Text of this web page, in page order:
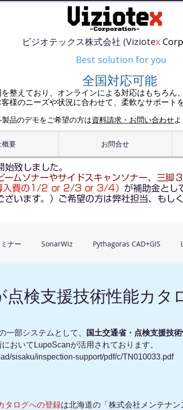
ビジオテックス株式会社 (Viziotex
Best solution for you
全国対応可能
整えており、オンラインによる対応はもちろん
様のニーズや状況に合わせて、柔軟なサポート
製品のデモをご希望の方は資料請求・お問い合わせ
概要 お問合せ
致しました。
ームソナーやサイドスキャンソナー、三脚
入費の1/2 or 2/3 or 3/4） が補助金とし
います。）ご希望の方は弊社担当、もし
ナー SonarWiz Pythagoras CAD+GIS
点検支援技術性能カタ
一部システムとして、
国土交通省・点検支援技
においてLupoScanが活用されております。
sisaku/inspection-support/pdf/c/TN010033.pdf
タログへの登録は北海道の「株式会社メンテナ